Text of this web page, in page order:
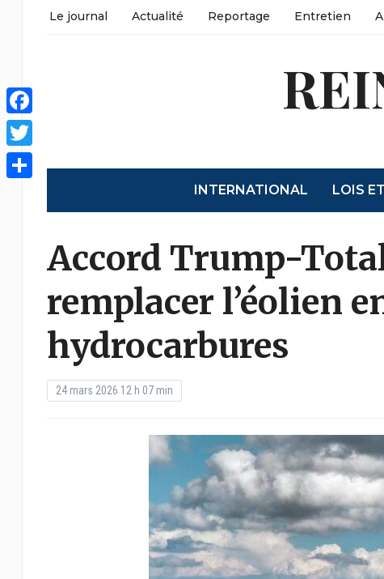
Le journal Actualité Reportage Entretien
INTERNATIONAL LOIS
Accord Trump-
remplacer l’éolien
hydrocarbures
24 mars 2026 12 h 07 min
Facebook
Twitter